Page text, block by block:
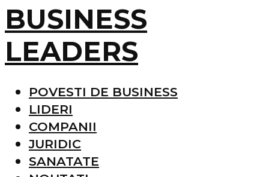
BUSINESS
LEADERS
POVESTI DE BUSINESS
LIDERI
COMPANII
JURIDIC
SANATATE